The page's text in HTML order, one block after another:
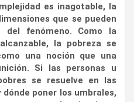
es inagotable, la
que se pueden
fenómeno. Como la
la pobreza se
una noción que una
Si las personas u
se resuelve en las
poner los umbrales,